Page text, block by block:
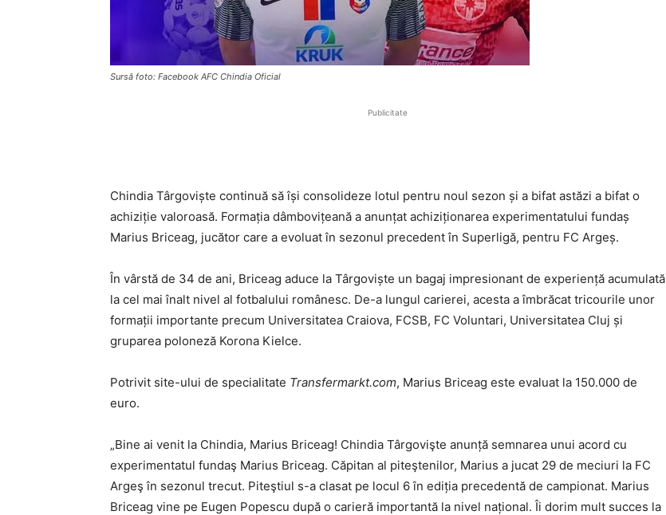
Sursă foto: Facebook AFC Chindia Oficial
Publicitate
Chindia Târgoviște continuă să își consolideze lotul pentru noul sezon și a bifat astăzi a bifat o
achiziție valoroasă. Formația dâmbovițeană a anunțat achiziționarea experimentatului fundaș
Marius Briceag, jucător care a evoluat în sezonul precedent în Superligă, pentru FC Argeș.
În vârstă de 34 de ani, Briceag aduce la Târgoviște un bagaj impresionant de experiență acumulată
la cel mai înalt nivel al fotbalului românesc. De-a lungul carierei, acesta a îmbrăcat tricourile unor
formații importante precum Universitatea Craiova, FCSB, FC Voluntari, Universitatea Cluj și
gruparea poloneză Korona Kielce.
Potrivit site-ului de specialitate Transfermarkt.com, Marius Briceag este evaluat la 150.000 de
euro.
„Bine ai venit la Chindia, Marius Briceag! Chindia Târgovişte anunță semnarea unui acord cu
experimentatul fundaş Marius Briceag. Căpitan al piteştenilor, Marius a jucat 29 de meciuri la FC
Argeş în sezonul trecut. Piteştiul s-a clasat pe locul 6 în ediția precedentă de campionat. Marius
Briceag vine pe Eugen Popescu după o carieră importantă la nivel național. Îi dorim mult succes la